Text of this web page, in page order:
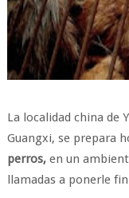
La localidad china de
Guangxi, se prepara
perros,en un
llamadas a ponerle